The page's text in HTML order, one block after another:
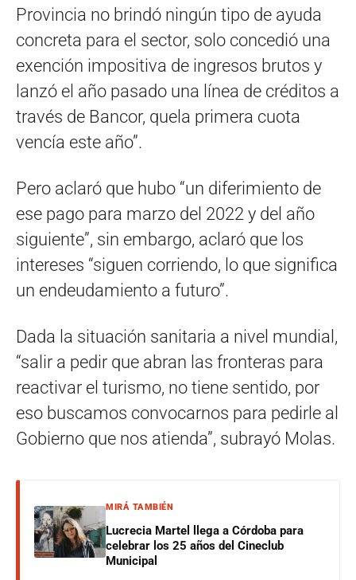
Provincia no brindó ningún tipo de ayuda
concreta para el sector, solo concedió una
exención impositiva de ingresos brutos y
lanzó el año pasado una línea de créditos a
través de Bancor, quela primera cuota
vencía este año”.
Pero aclaró que hubo “un diferimiento de
ese pago para marzo del 2022 y del año
siguiente”, sin embargo, aclaró que los
intereses “siguen corriendo, lo que significa
un endeudamiento a futuro”.
Dada la situación sanitaria a nivel mundial,
“salir a pedir que abran las fronteras para
reactivar el turismo, no tiene sentido, por
eso buscamos convocarnos para pedirle al
Gobierno que nos atienda”, subrayó Molas.
MIRÁ TAMBIÉN
Lucrecia Martel llega a Córdoba para
celebrar los 25 años del Cineclub
Municipal